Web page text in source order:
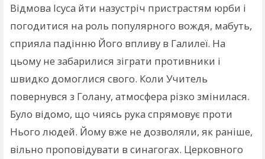
Відмова Ісуса йти назустріч пристрастям юрби і
погодитися на роль популярного вождя, мабуть,
сприяла падінню Його впливу в Галилеї. На
цьому не забарилися зіграти противники і
швидко домоглися свого. Коли Учитель
повернувся з Голану, атмосфера різко змінилася.
Було відомо, що чиясь рука спрямовує проти
Нього людей. Йому вже не дозволяли, як раніше,
вільно проповідувати в синагогах. Церковного